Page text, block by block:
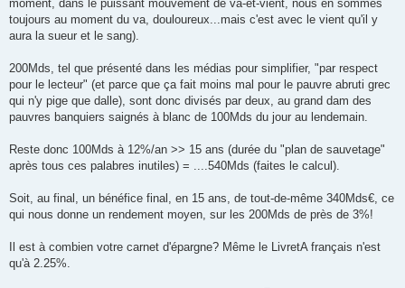
moment, dans le puissant mouvement de va-et-vient, nous en sommes
toujours au moment du va, douloureux...mais c'est avec le vient qu'il y
aura la sueur et le sang).
200Mds, tel que présenté dans les médias pour simplifier, "par respect
pour le lecteur" (et parce que ça fait moins mal pour le pauvre abruti grec
qui n'y pige que dalle), sont donc divisés par deux, au grand dam des
pauvres banquiers saignés à blanc de 100Mds du jour au lendemain.
Reste donc 100Mds à 12%/an >> 15 ans (durée du "plan de sauvetage"
après tous ces palabres inutiles) = ....540Mds (faites le calcul).
Soit, au final, un bénéfice final, en 15 ans, de tout-de-même 340Mds€, ce
qui nous donne un rendement moyen, sur les 200Mds de près de 3%!
Il est à combien votre carnet d'épargne? Même le LivretA français n'est
qu'à 2.25%.